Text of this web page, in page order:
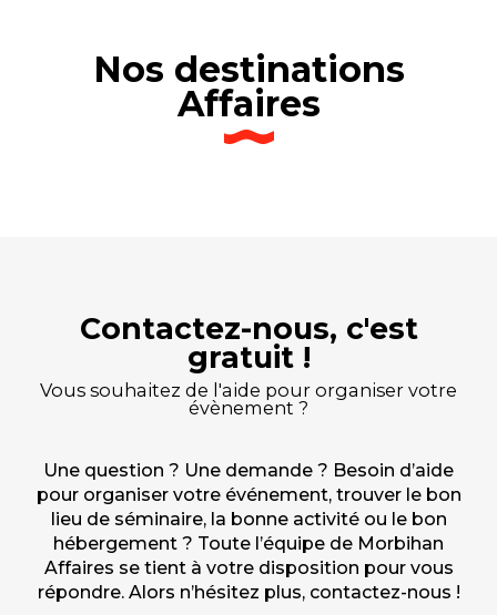
Nos destinations
Affaires
Canal de Nantes à Brest
Belle Ile en Mer
Vannes Golfe du Morbihan
Presqu’île de Quiberon
Brocéliande
Contactez-nous, c'est
gratuit !
Vous souhaitez de l'aide pour organiser votre
évènement ?
Une question ? Une demande ? Besoin d’aide
pour organiser votre événement, trouver le bon
lieu de séminaire, la bonne activité ou le bon
hébergement ? Toute l’équipe de Morbihan
Affaires se tient à votre disposition pour vous
répondre. Alors n’hésitez plus, contactez-nous !